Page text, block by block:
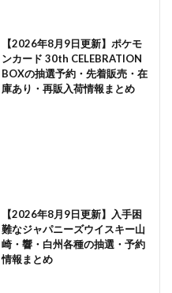
【2026年8月9日更新】ポケモ
ンカード 30th CELEBRATION
BOXの抽選予約・先着販売・在
庫あり・再販入荷情報まとめ
【2026年8月9日更新】入手困
難なジャパニーズウイスキー山
崎・響・白州各種の抽選・予約
情報まとめ